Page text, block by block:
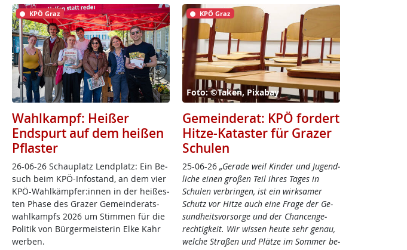
KPÖ Graz
Wahlkampf: Heißer
Endspurt auf dem heißen
Pflaster
26-06-26 Schau­platz Lend­platz: Ein Be­
such beim KPÖ-In­fo­stand, an dem vier
KPÖ-Wahl­kämp­fer:in­nen in der hei­ßes­
ten Pha­se des Gra­zer Ge­mein­de­rats­
wahl­kampfs 2026 um Stim­men für die
Po­li­tik von Bür­ger­meis­te­rin El­ke Kahr
wer­ben.
KPÖ Graz
Foto: ©Taken, Pixabay
Gemeinderat: KPÖ fordert
Hitze-Kataster für Grazer
Schulen
25-06-26 „Ge­ra­de weil Kin­der und Ju­gend­
li­che ei­nen gro­ßen Teil ih­res Ta­ges in
Schu­len ver­brin­gen, ist ein wirk­sa­mer
Schutz vor Hit­ze auch ei­ne Fra­ge der Ge­
sund­heits­vor­sor­ge und der Chan­cen­ge­
rech­tig­keit. Wir wis­sen heu­te sehr ge­nau,
wel­che Stra­ßen und Plät­ze im Som­mer be­